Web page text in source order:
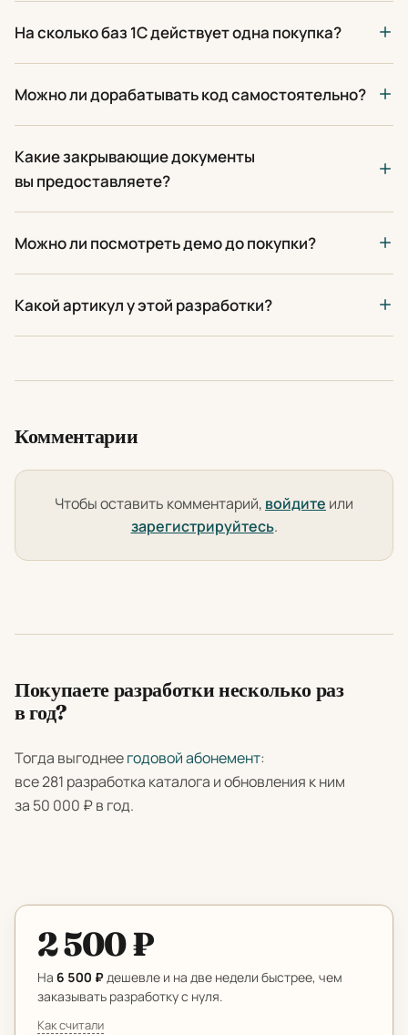
На сколько баз 1С действует одна покупка?
Можно ли дорабатывать код самостоятельно?
Какие закрывающие документы
вы предоставляете?
Можно ли посмотреть демо до покупки?
Какой артикул у этой разработки?
Комментарии
Чтобы оставить комментарий, войдите или
зарегистрируйтесь.
Покупаете разработки несколько раз
в год?
Тогда выгоднеегодовой абонемент:
все 281 разработка каталога и обновления к ним
за 50 000 ₽ в год.
2 500 ₽
На 6 500 ₽ дешевле и на две недели быстрее, чем
заказывать разработку с нуля.
Как считали